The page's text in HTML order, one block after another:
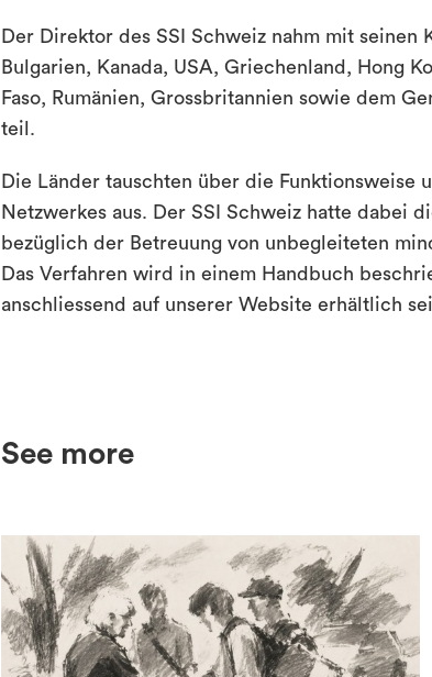
Der Direktor des SSI Schweiz nahm mit seinen
Bulgarien, Kanada, USA, Griechenland, Hong
Faso, Rumänien, Grossbritannien sowie dem
teil.
Die Länder tauschten über die Funktionsweise
Netzwerkes aus. Der SSI Schweiz hatte dabei
bezüglich der Betreuung von unbegleiteten
Das Verfahren wird in einem Handbuch
anschliessend auf unserer Website erhältlich
See more